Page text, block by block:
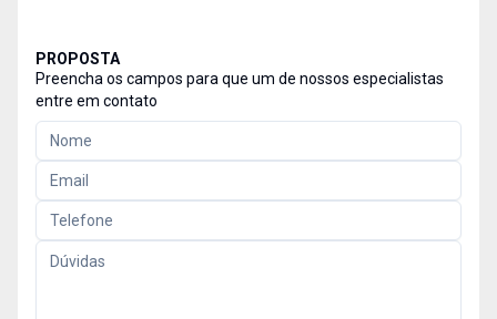
PROPOSTA
Preencha os campos para que um de nossos especialistas
entre em contato